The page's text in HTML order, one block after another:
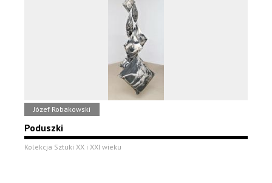
Józef Robakowski
Poduszki
Kolekcja Sztuki XX i XXI wieku